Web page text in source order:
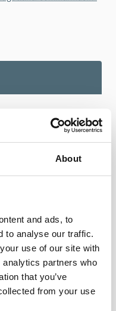
About
and ads, to
to analyse our traffic.
use of our site with
partners who
that you’ve
from your use
Bacharach